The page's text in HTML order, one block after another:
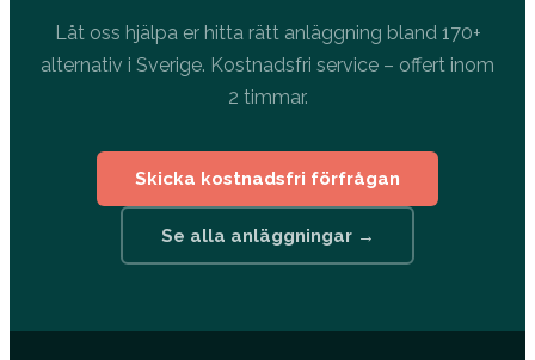
Låt oss hjälpa er hitta rätt anläggning bland 170+
alternativ i Sverige. Kostnadsfri service – offert inom
2 timmar.
Skicka kostnadsfri förfrågan
Se alla anläggningar →